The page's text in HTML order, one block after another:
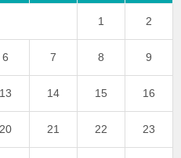
1 2
6 7 8 9
13 14 15 16
20 21 22 23